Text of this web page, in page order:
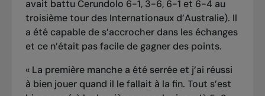
avait battu Cerundolo 6-1, 3-6, 6-1 et 6-4 au
troisième tour des Internationaux d’Australie). Il
a été capable de s’accrocher dans les échanges
et ce n’était pas facile de gagner des points.
« La première manche a été serrée et j’ai réussi
à bien jouer quand il le fallait à la fin. Tout s’est